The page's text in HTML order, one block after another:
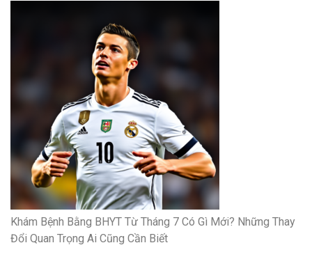
Khám Bệnh Bằng BHYT Từ Tháng 7 Có Gì Mới? Những Thay
Đổi Quan Trọng Ai Cũng Cần Biết